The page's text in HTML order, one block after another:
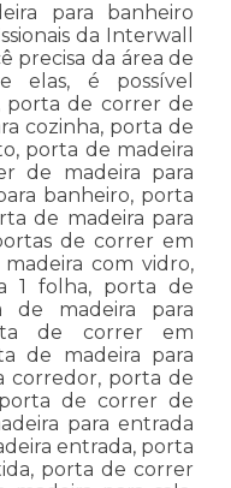
para banheiro
da Interwall
precisa da área de
elas, é possível
porta de correr de
cozinha, porta de
porta de madeira
de madeira para
banheiro, porta
de madeira para
de correr em
com vidro,
1 folha, porta de
de madeira para
de correr em
de madeira para
corredor, porta de
de correr de
para entrada
entrada, porta
porta de correr